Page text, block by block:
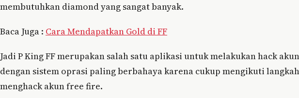
membutuhkan diamond yang sangat banyak.
Baca Juga : Cara Mendapatkan Gold di FF
Jadi P King FF merupakan salah satu aplikasi untuk melakukan hack
dengan sistem oprasi paling berbahaya karena cukup mengikuti
menghack akun free fire.